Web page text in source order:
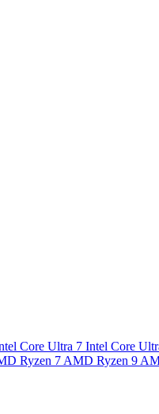
Core Ultra 7 Intel Core
Ryzen 7 AMD Ryzen 9